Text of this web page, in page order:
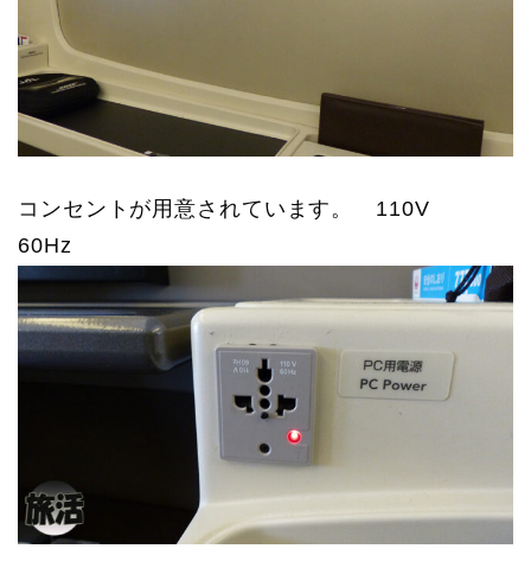
コンセントが用意されています。 110V
60Hz